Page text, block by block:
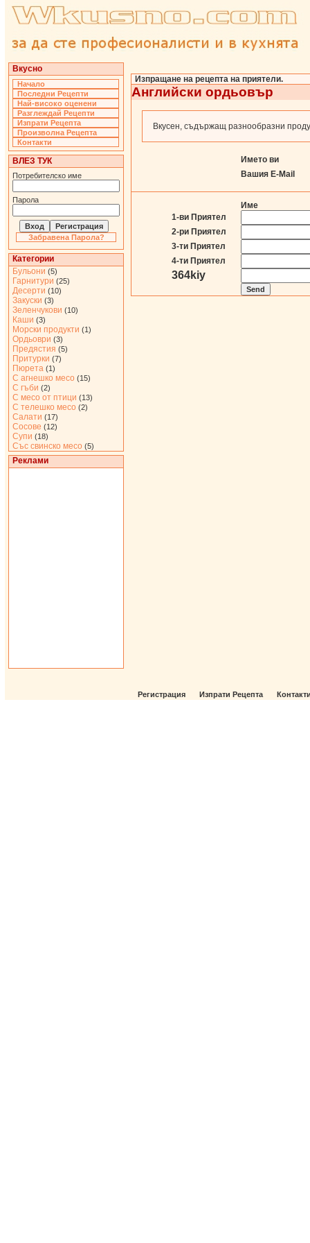
Вкусно
Начало
Последни Рецепти
Най-високо оценени
Разглеждай Рецепти
Изпрати Рецепта
Произволна Рецепта
Контакти
ВЛЕЗ ТУК
Потребителско име
Парола
Забравена Парола?
Категории
Бульони (5)
Гарнитури (25)
Десерти (10)
Закуски (3)
Зеленчукови (10)
Каши (3)
Морски продукти (1)
Ордьоври (3)
Предястия (5)
Притурки (7)
Пюрета (1)
С агнешко месо (15)
С гъби (2)
С месо от птици (13)
С телешко месо (2)
Салати (17)
Сосове (12)
Супи (18)
Със свинско месо (5)
Реклами
Изпращане на рецепта на приятели.
Английски ордьовър
Вкусен, съдържащ разнообразни
Името ви
Вашия E-Mail
Име
1-ви Приятел
2-ри Приятел
3-ти Приятел
4-ти Приятел
364kiy
Регистрация Изпрати Рецепта